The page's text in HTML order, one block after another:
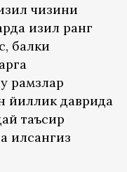
чизиқни
қизил ранг
балки
рамзлар
йиллик даврида
таъсир
қилсангиз